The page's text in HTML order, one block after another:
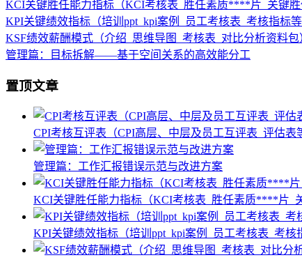
KCI关键胜任能力指标（KCI考核表_胜任素质****片_关键胜
KPI关键绩效指标（培训ppt_kpi案例_员工考核表_考核指标等
KSF绩效薪酬模式（介绍_思维导图_考核表_对比分析资料包
管理篇：目标拆解——基于空间关系的高效能分工
置顶文章
CPI考核互评表（CPI高层、中层及员工互评表_评估表
管理篇：工作汇报错误示范与改进方案
KCI关键胜任能力指标（KCI考核表_胜任素质****片_
KPI关键绩效指标（培训ppt_kpi案例_员工考核表_考核